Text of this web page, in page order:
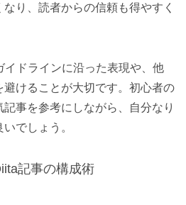
り、読者からの信頼も得やすく
イドラインに沿った表現や、他
けることが大切です。初心者の
事を参考にしながら、自分なり
でしょう。
記事の構成術